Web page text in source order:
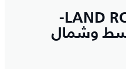
تطبيق LAND ROVER CARE-
وشمال